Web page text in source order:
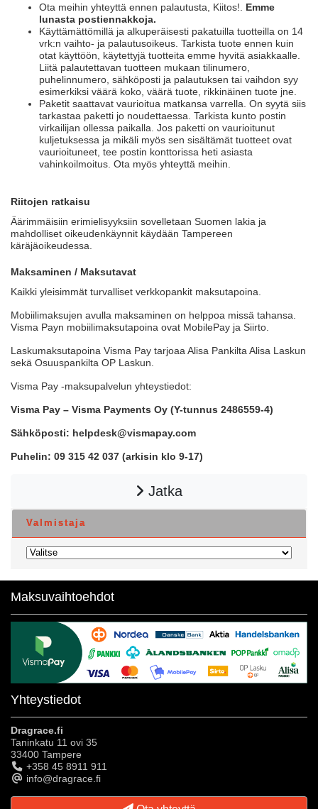
Ota meihin yhteyttä ennen palautusta, Kiitos!. Emme
lunasta postiennakkoja.
Käyttämättömillä ja alkuperäisesti pakatuilla tuotteilla on 14
vrk:n vaihto- ja palautusoikeus. Tarkista tuote ennen kuin
otat käyttöön, käytettyjä tuotteita emme hyvitä asiakkaalle.
Liitä palautettavan tuotteen mukaan tilinumero,
puhelinnumero, sähköposti ja palautuksen tai vaihdon syy
esimerkiksi väärä koko, väärä tuote, rikkinäinen tuote jne.
Paketit saattavat vaurioitua matkansa varrella. On syytä siis
tarkastaa paketti jo noudettaessa. Tarkista kunto postin
virkailijan ollessa paikalla. Jos paketti on vaurioitunut
kuljetuksessa ja mikäli myös sen sisältämät tuotteet ovat
vaurioituneet, tee postin konttorissa heti asiasta
vahinkoilmoitus. Ota myös yhteyttä meihin.
Riitojen ratkaisu
Äärimmäisiin erimielisyyksiin sovelletaan Suomen lakia ja
mahdolliset oikeudenkäynnit käydään Tampereen
käräjäoikeudessa.
Maksaminen / Maksutavat
Kaikki yleisimmät turvalliset verkkopankit maksutapoina.
Mobiilimaksujen avulla maksaminen on helppoa missä tahansa.
Visma Payn mobiilimaksutapoina ovat MobilePay ja Siirto.
Laskumaksutapoina Visma Pay tarjoaa Alisa Pankilta Alisa Laskun
sekä Osuuspankilta OP Laskun.
Visma Pay -maksupalvelun yhteystiedot:
Visma Pay – Visma Payments Oy (Y-tunnus 2486559-4)
Sähköposti: helpdesk@vismapay.com
Puhelin: 09 315 42 037 (arkisin klo 9-17)
Jatka
Valmistaja
Maksuvaihtoehdot
Yhteystiedot
Dragrace.fi
Taninkatu 11 ovi 35
33400 Tampere
+358 45 8911 911
info@dragrace.fi